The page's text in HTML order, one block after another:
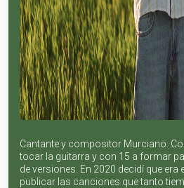
Cantante y compositor Murciano.
tocar la guitarra y con 15 a formar
de versiones. En 2020 decidí que era
publicar las canciones que tanto